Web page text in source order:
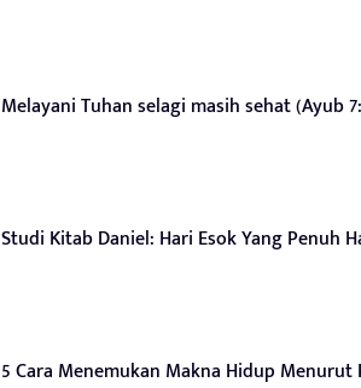
Melayani Tuhan selagi masih sehat (Ayub
Studi Kitab Daniel: Hari Esok Yang Penuh
5 Cara Menemukan Makna Hidup Menurut